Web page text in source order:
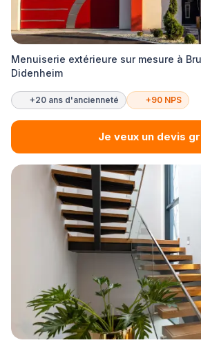
Menuiserie extérieure sur mesure à
Didenheim
+20 ans d'ancienneté +90 NPS
Je veux un devis